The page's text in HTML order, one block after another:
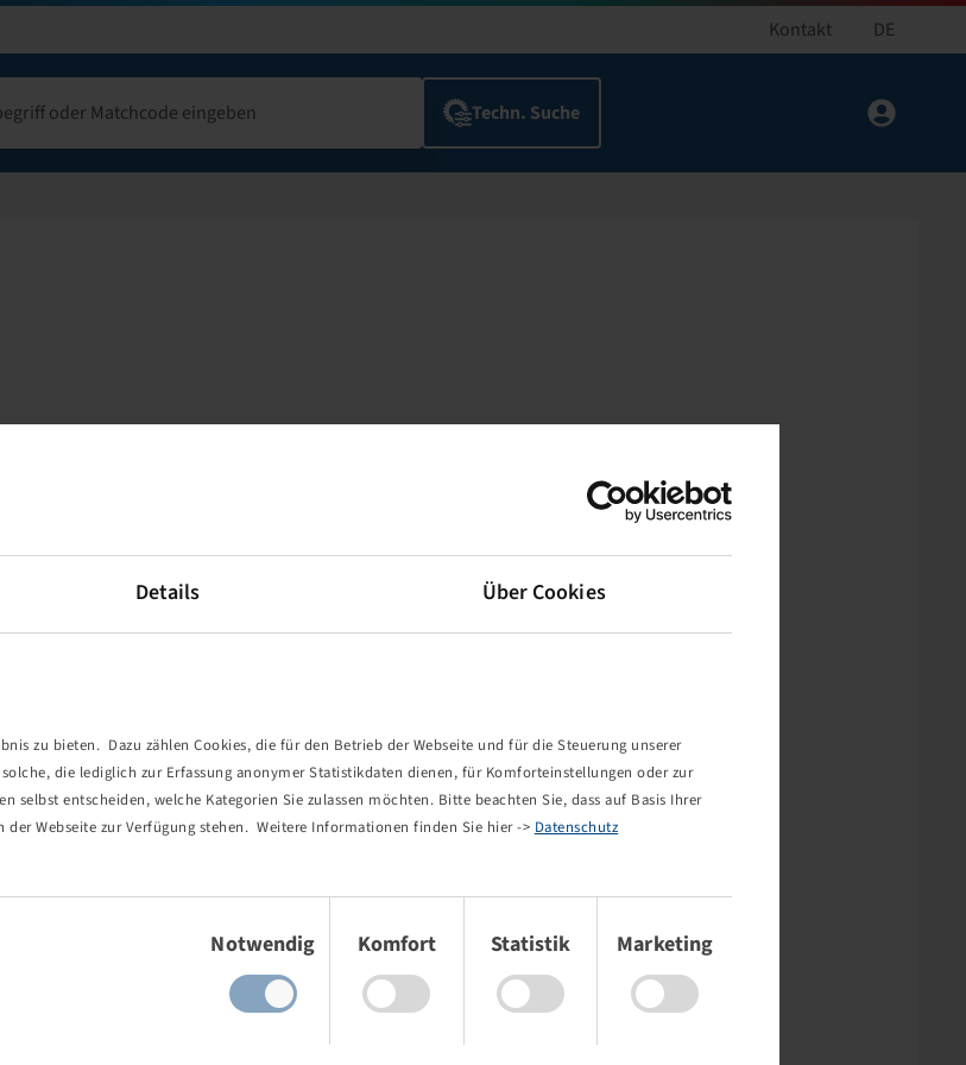
Details Über Cookies
zu bieten. Dazu zählen Cookies, die für den Betrieb der Webseite und für die Steuerung unserer
die lediglich zur Erfassung anonymer Statistikdaten dienen, für Komforteinstellungen oder zur
selbst entscheiden, welche Kategorien Sie zulassen möchten. Bitte beachten Sie, dass auf Basis Ihrer
Webseite zur Verfügung stehen. Weitere Informationen finden Sie hier -> Datenschutz
Notwendig
Komfort Statistik Marketing
Kontakt DE
aufgerufene Seite existiert nicht!